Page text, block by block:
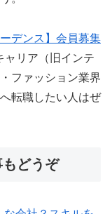
デンス】会員募集
ャリア（旧インテ
ファッション業界
転職したい人はぜ
どうぞ